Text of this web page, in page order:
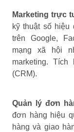
Marketing trực
kỹ thuật số hiệu
trên Google,
mạng xã hội
marketing.
(CRM).
Quản lý đơn
đơn hàng hiệu
hàng và giao